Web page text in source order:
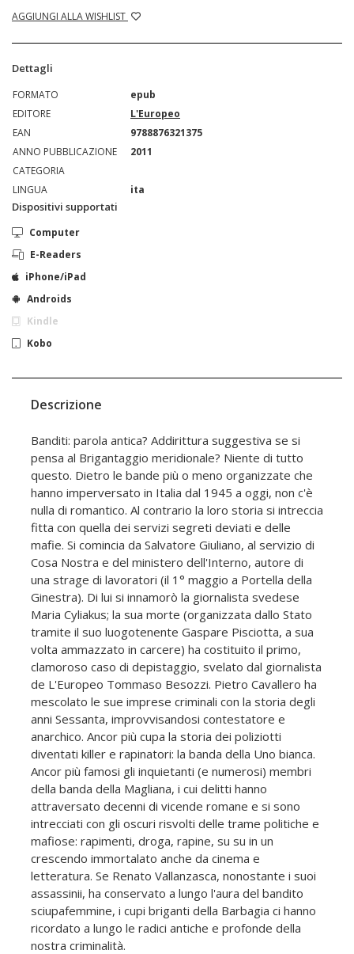
AGGIUNGI ALLA WISHLIST
Dettagli
FORMATO
epub
EDITORE
L'Europeo
EAN
9788876321375
ANNO PUBBLICAZIONE
2011
CATEGORIA
LINGUA
ita
Dispositivi supportati
Computer
E-Readers
iPhone/iPad
Androids
Kindle
Kobo
Descrizione
Banditi: parola antica? Addirittura suggestiva se si
pensa al Brigantaggio meridionale? Niente di tutto
questo. Dietro le bande più o meno organizzate che
hanno imperversato in Italia dal 1945 a oggi, non c'è
nulla di romantico. Al contrario la loro storia si intreccia
fitta con quella dei servizi segreti deviati e delle
mafie. Si comincia da Salvatore Giuliano, al servizio di
Cosa Nostra e del ministero dell'Interno, autore di
una strage di lavoratori (il 1° maggio a Portella della
Ginestra). Di lui si innamorò la giornalista svedese
Maria Cyliakus; la sua morte (organizzata dallo Stato
tramite il suo luogotenente Gaspare Pisciotta, a sua
volta ammazzato in carcere) ha costituito il primo,
clamoroso caso di depistaggio, svelato dal giornalista
de L'Europeo Tommaso Besozzi. Pietro Cavallero ha
mescolato le sue imprese criminali con la storia degli
anni Sessanta, improvvisandosi contestatore e
anarchico. Ancor più cupa la storia dei poliziotti
diventati killer e rapinatori: la banda della Uno bianca.
Ancor più famosi gli inquietanti (e numerosi) membri
della banda della Magliana, i cui delitti hanno
attraversato decenni di vicende romane e si sono
intrecciati con gli oscuri risvolti delle trame politiche e
mafiose: rapimenti, droga, rapine, su su in un
crescendo immortalato anche da cinema e
letteratura. Se Renato Vallanzasca, nonostante i suoi
assassinii, ha conservato a lungo l'aura del bandito
sciupafemmine, i cupi briganti della Barbagia ci hanno
ricordato a lungo le radici antiche e profonde della
nostra criminalità.